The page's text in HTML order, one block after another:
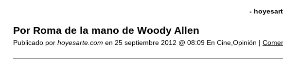
-
Por Roma de la mano de Woody Allen
Publicado por hoyesarte.com en 25 septiembre 2012 @ 08:09 En Cine,Opinión |